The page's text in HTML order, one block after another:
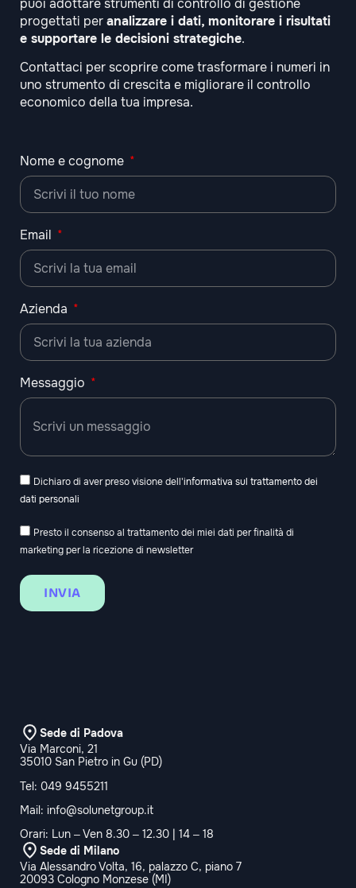
puoi adottare strumenti di controllo di gestione
progettati peranalizzare i dati, monitorare i risultati
e supportare le decisioni strategiche.
Contattaci per scoprire come trasformare i numeri in
uno strumento di crescita e migliorare il controllo
economico della tua impresa.
Nome e cognome
Email
Azienda
Messaggio
Dichiaro di aver preso visione dell'informativa sul trattamento dei
dati personali
Presto il consenso al trattamento dei miei dati per finalità di
marketing per la ricezione di newsletter
INVIA
Sede di Padova
Via Marconi, 21
35010 San Pietro in Gu (PD)
Tel: 049 9455211
Mail: info@solunetgroup.it
Orari: Lun – Ven 8.30 – 12.30 | 14 – 18
Sede di Milano
Via Alessandro Volta, 16, palazzo C, piano 7
20093 Cologno Monzese (MI)